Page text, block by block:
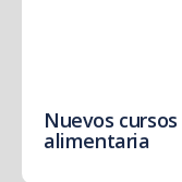
Nuevos
alimentaria